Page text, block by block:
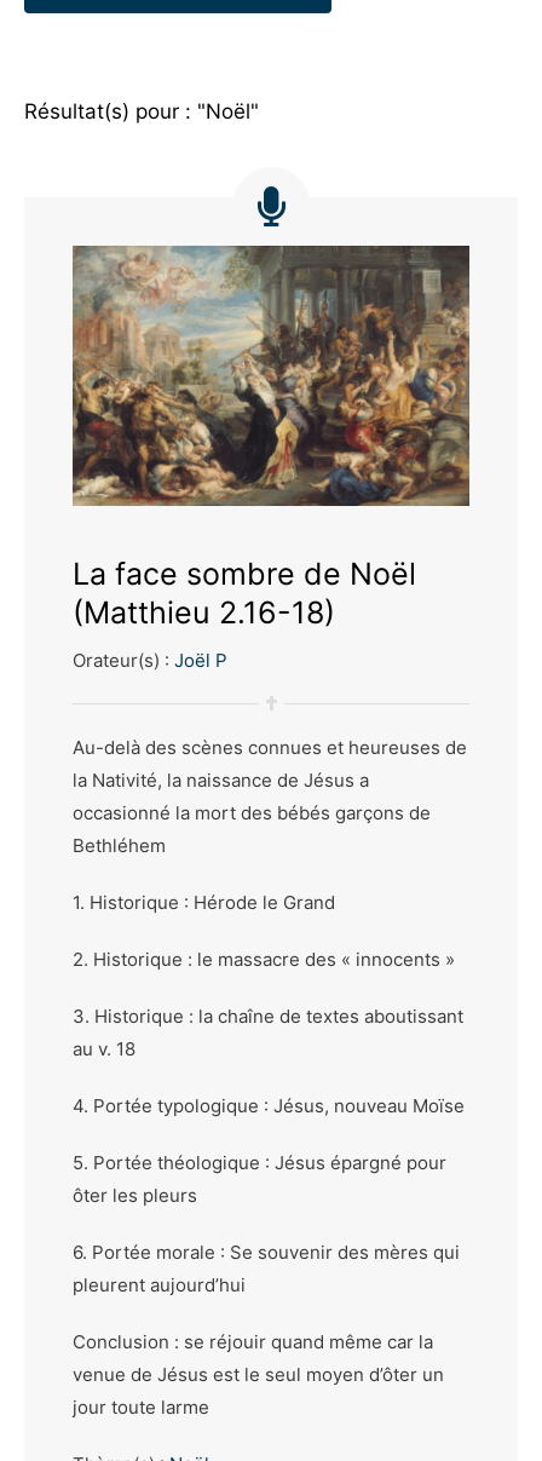
Résultat(s) pour : "Noël"
La face sombre de Noël
(Matthieu 2.16-18)
Orateur(s) : Joël P
Au-delà des scènes connues et heureuses de
la Nativité, la naissance de Jésus a
occasionné la mort des bébés garçons de
Bethléhem
1. Historique : Hérode le Grand
2. Historique : le massacre des « innocents »
3. Historique : la chaîne de textes aboutissant
au v. 18
4. Portée typologique : Jésus, nouveau Moïse
5. Portée théologique : Jésus épargné pour
ôter les pleurs
6. Portée morale : Se souvenir des mères qui
pleurent aujourd’hui
Conclusion : se réjouir quand même car la
venue de Jésus est le seul moyen d’ôter un
jour toute larme